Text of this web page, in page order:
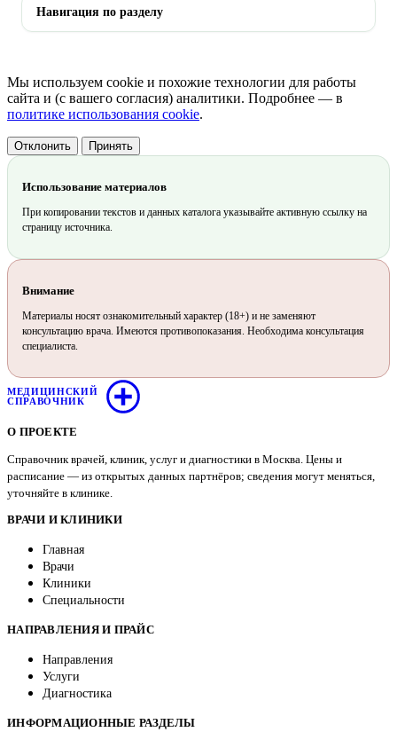
Навигация по разделу
Мы используем cookie и похожие технологии для работы
сайта и (с вашего согласия) аналитики. Подробнее — в
политике использования cookie.
Отклонить Принять
Использование материалов
При копировании текстов и данных каталога указывайте активную ссылку на
страницу источника.
Внимание
Материалы носят ознакомительный характер (18+) и не заменяют
консультацию врача. Имеются противопоказания. Необходима консультация
специалиста.
МЕДИЦИНСКИЙ
СПРАВОЧНИК
О ПРОЕКТЕ
Справочник врачей, клиник, услуг и диагностики в Москва. Цены и
расписание — из открытых данных партнёров; сведения могут меняться,
уточняйте в клинике.
ВРАЧИ И КЛИНИКИ
Главная
Врачи
Клиники
Специальности
НАПРАВЛЕНИЯ И ПРАЙС
Направления
Услуги
Диагностика
ИНФОРМАЦИОННЫЕ РАЗДЕЛЫ